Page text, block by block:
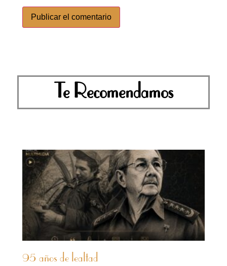
Te Recomendamos
95 años de lealtad